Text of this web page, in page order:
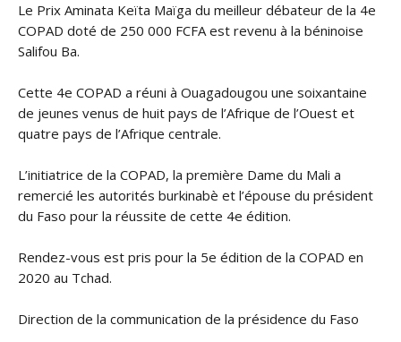
Le Prix Aminata Keïta Maïga du meilleur débateur de la 4e
COPAD doté de 250 000 FCFA est revenu à la béninoise
Salifou Ba.
Cette 4e COPAD a réuni à Ouagadougou une soixantaine
de jeunes venus de huit pays de l’Afrique de l’Ouest et
quatre pays de l’Afrique centrale.
L’initiatrice de la COPAD, la première Dame du Mali a
remercié les autorités burkinabè et l’épouse du président
du Faso pour la réussite de cette 4e édition.
Rendez-vous est pris pour la 5e édition de la COPAD en
2020 au Tchad.
Direction de la communication de la présidence du Faso